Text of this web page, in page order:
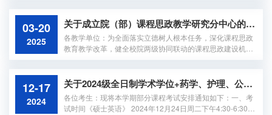
提升研究生培养质量”的目的。具体要求如下：一、总体目标
以《国务院办公厅关于加快医学教育创新发展的指导意见》
《研究生核心课程指南》《高等学校课程思政建设指导纲
要》等文件为指导，构建具有“前沿...
03-20
2025
关于成立院（部）课程思政教学研究分中心的通知
各教学单位：为全面落实立德树人根本任务，深化课程思政
教育教学改革，健全校院两级协同联动的课程思政建设机
在学院（部）、附属医院、临床学院等各教学单位成立院级
课程思政教学研究分中心。现将有关事项通知如下：一、成
立目的各教学单位设立课程思政教学研究分中心，构建校—
12-17
2024
关于2024级全日制学术学位+药学、护理、公共卫生专业学位 研究生课程考试的通知
各位考生：现将本学期部分课程考试安排通知如下：一、考
试时间《硕士英语》 2024年12月24日周二下午4:30-6:30